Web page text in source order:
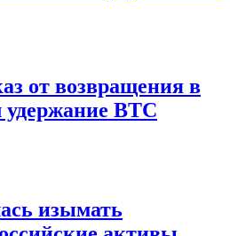
от возвращения в
удержание BTC
изымать